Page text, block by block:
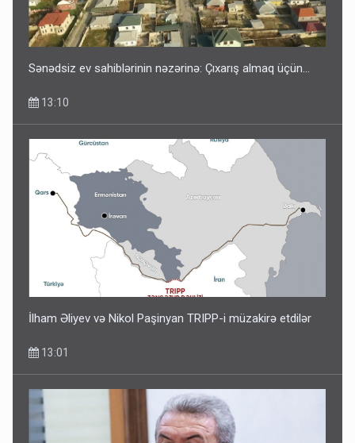
Sənədsiz ev sahiblərinin nəzərinə: Çıxarış almaq üçün...
13:10
İlham Əliyev və Nikol Paşinyan TRIPP-i müzakirə etdilər
13:01